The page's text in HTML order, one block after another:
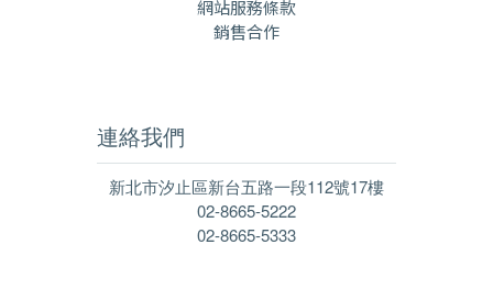
網站服務條款
銷售合作
連絡我們
新北市汐止區新台五路一段112號17樓
02-8665-5222
02-8665-5333